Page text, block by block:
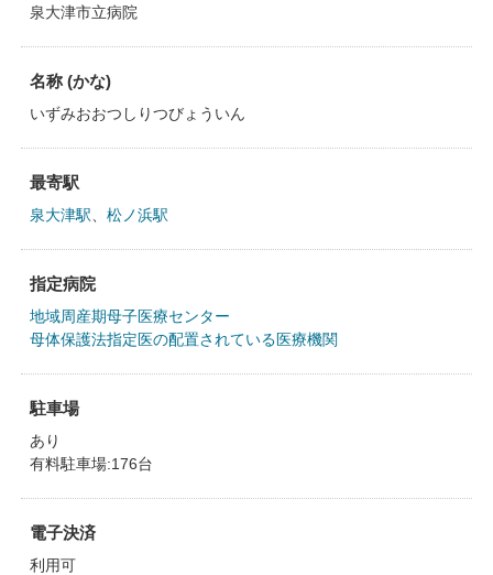
泉大津市立病院
名称 (かな)
いずみおおつしりつびょういん
最寄駅
泉大津駅 松ノ浜駅
指定病院
地域周産期母子医療センター
母体保護法指定医の配置されている医療機関
駐車場
あり
有料駐車場:176台
電子決済
利用可